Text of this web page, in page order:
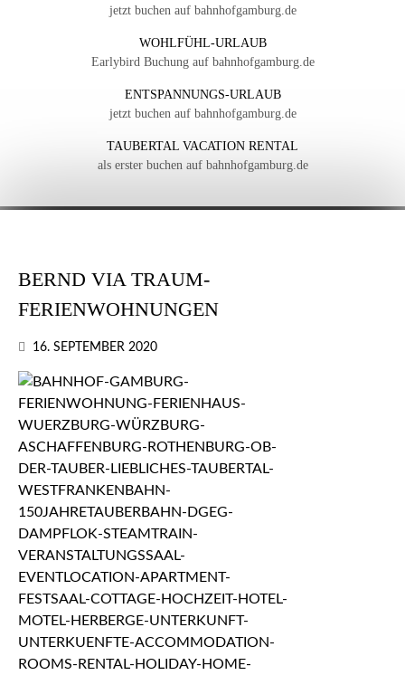
jetzt buchen auf bahnhofgamburg.de
WOHLFÜHL-URLAUB
Earlybird Buchung auf bahnhofgamburg.de
ENTSPANNUNGS-URLAUB
jetzt buchen auf bahnhofgamburg.de
TAUBERTAL VACATION RENTAL
als erster buchen auf bahnhofgamburg.de
BERND VIA TRAUM-
FERIENWOHNUNGEN
16. SEPTEMBER 2020